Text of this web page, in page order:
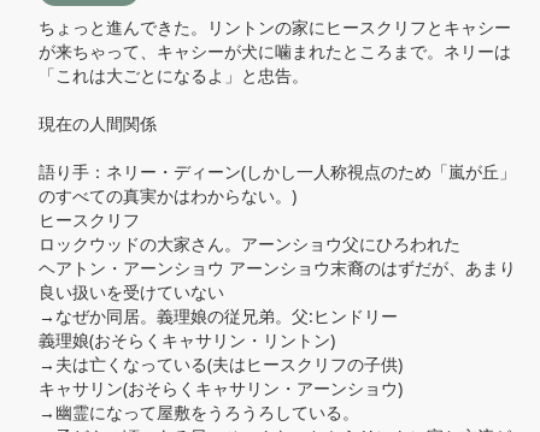
ちょっと進んできた。リントンの家にヒースクリフとキャシー
が来ちゃって、キャシーが犬に噛まれたところまで。ネリーは
「これは大ごとになるよ」と忠告。
現在の人間関係
語り手：ネリー・ディーン(しかし一人称視点のため「嵐が丘」
のすべての真実かはわからない。)
ヒースクリフ
ロックウッドの大家さん。アーンショウ父にひろわれた
ヘアトン・アーンショウ アーンショウ末裔のはずだが、あまり
良い扱いを受けていない
→なぜか同居。義理娘の従兄弟。父:ヒンドリー
義理娘(おそらくキャサリン・リントン)
→夫は亡くなっている(夫はヒースクリフの子供)
キャサリン(おそらくキャサリン・アーンショウ)
→幽霊になって屋敷をうろうろしている。